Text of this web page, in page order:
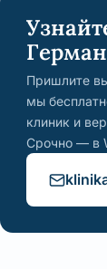
Пришлите
мы
клиник и
Срочно — в